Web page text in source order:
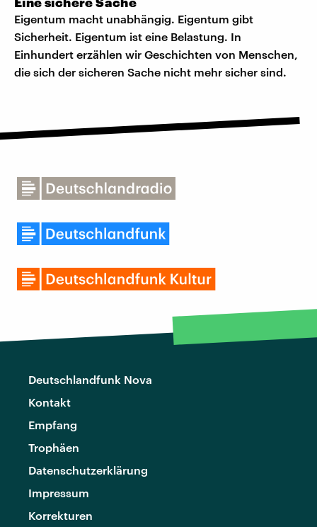
Eigentum macht unabhängig. Eigentum gibt
Sicherheit. Eigentum ist eine Belastung. In
Einhundert erzählen wir Geschichten von Menschen,
die sich der sicheren Sache nicht mehr sicher sind.
Deutschlandfunk Nova
Kontakt
Empfang
Trophäen
Datenschutzerklärung
Impressum
Korrekturen